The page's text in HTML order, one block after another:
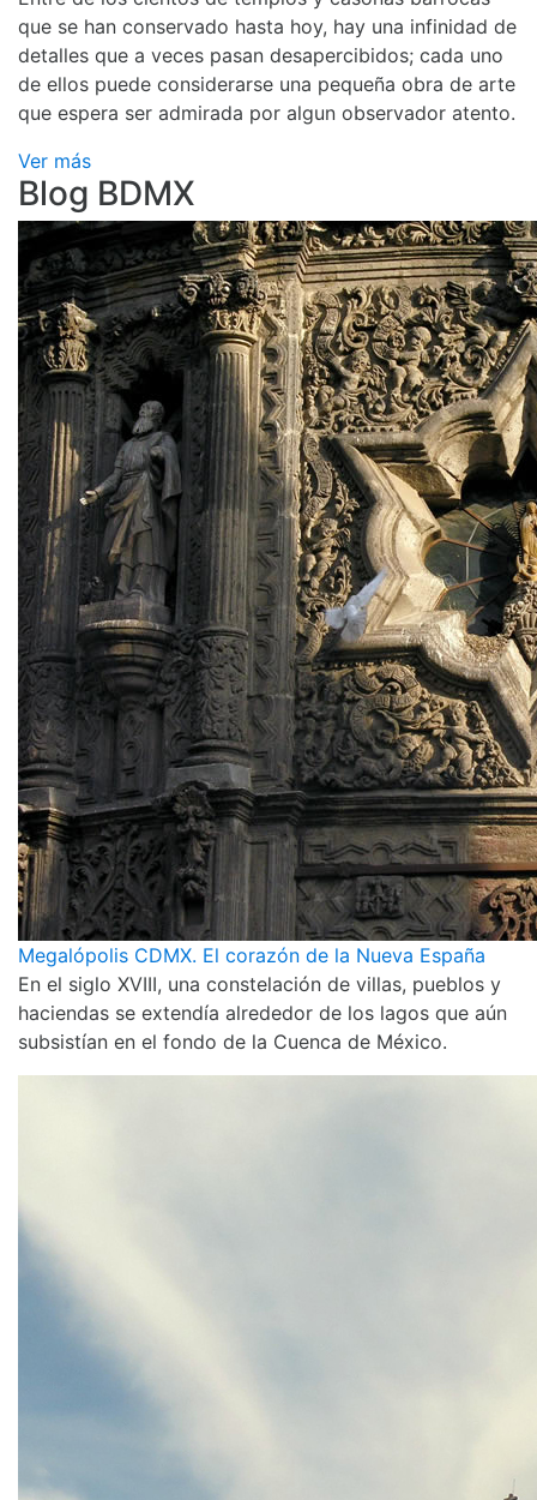
que se han conservado hasta hoy, hay una infinidad de
detalles que a veces pasan desapercibidos; cada uno
de ellos puede considerarse una pequeña obra de arte
que espera ser admirada por algun observador atento.
Ver más
Blog BDMX
Megalópolis CDMX. El corazón de la Nueva España
En el siglo XVIII, una constelación de villas, pueblos y
haciendas se extendía alrededor de los lagos que aún
subsistían en el fondo de la Cuenca de México.